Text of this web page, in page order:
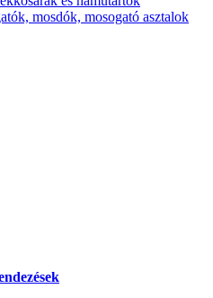
mosdók, mosogató asztalok